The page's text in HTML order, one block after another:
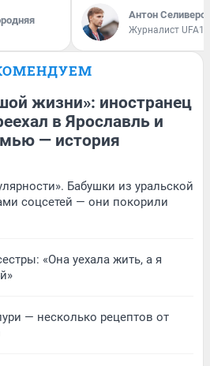
Антон
Журналист
жизни»: иностранец
в Ярославль и
— история
Бабушки из уральской
соцсетей — они покорили
«Она уехала жить, а я
— несколько рецептов от